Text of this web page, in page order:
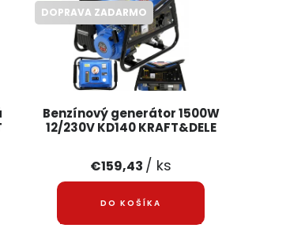
Benzínový generátor 1500W
12/230V KD140 KRAFT&DELE
DOPRAVA ZADARMO
€159,43 / ks
DO KOŠÍKA